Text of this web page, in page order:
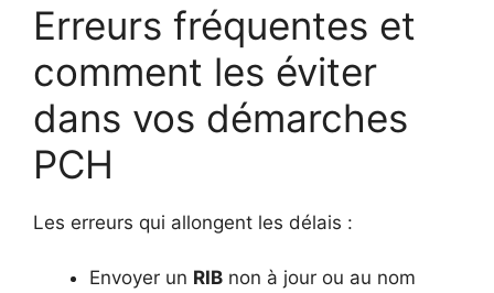
Erreurs fréquentes et
comment les éviter
dans vos démarches
PCH
Les erreurs qui allongent les délais :
Envoyer un RIB non à jour ou au nom